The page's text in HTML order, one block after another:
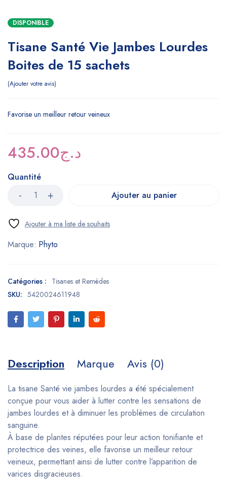
DISPONIBLE
Tisane Santé Vie Jambes Lourdes
Boites de 15 sachets
Ajouter votre avis
Favorise un meilleur retour veineux
د.ج435.00
Quantité
Ajouter au panier
Marque: Phyto
Catégories : Tisanes et Remèdes
SKU: 5420024611948
Description Marque Avis (0)
La tisane Santé vie jambes lourdes a été spécialement
conçue pour vous aider à lutter contre les sensations de
jambes lourdes et à diminuer les problèmes de circulation
sanguine.
À base de plantes réputées pour leur action tonifiante et
protectrice des veines, elle favorise un meilleur retour
veineux, permettant ainsi de lutter contre l’apparition de
varices disgracieuses.